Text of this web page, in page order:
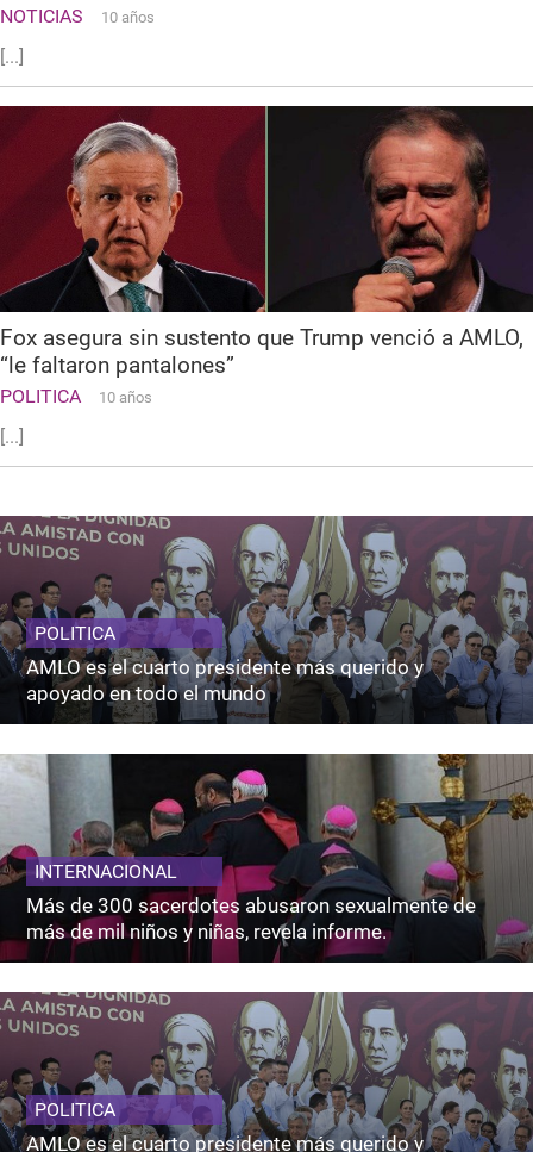
NOTICIAS 10 años
[...]
Fox asegura sin sustento que Trump venció a AMLO,
“le faltaron pantalones”
POLITICA 10 años
[...]
POLITICA
AMLO es el cuarto presidente más querido y
apoyado en todo el mundo
INTERNACIONAL
Más de 300 sacerdotes abusaron sexualmente de
más de mil niños y niñas, revela informe.
POLITICA
AMLO es el cuarto presidente más querido y